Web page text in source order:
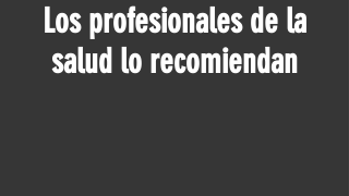
Los profesionales de la
salud lo recomiendan